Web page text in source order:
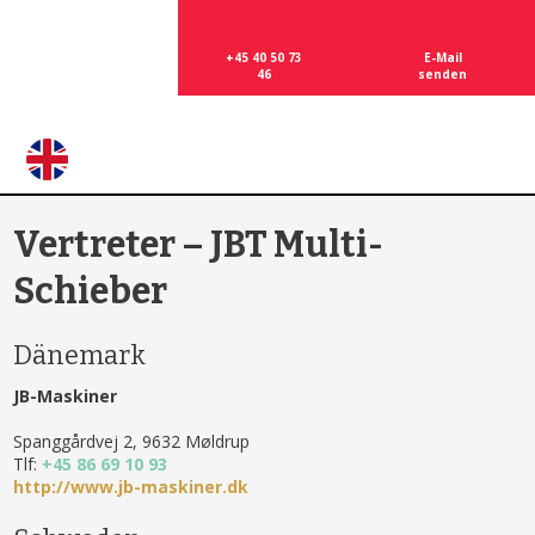
+45 40 50 73
46
E-Mail
senden​
​
Vertreter – JBT Multi-
Schieber
Dänemark
JB-Maskiner
Spanggårdvej 2, 9632 Møldrup
Tlf: +45 86 69 10 93
http://www.jb-maskiner.dk